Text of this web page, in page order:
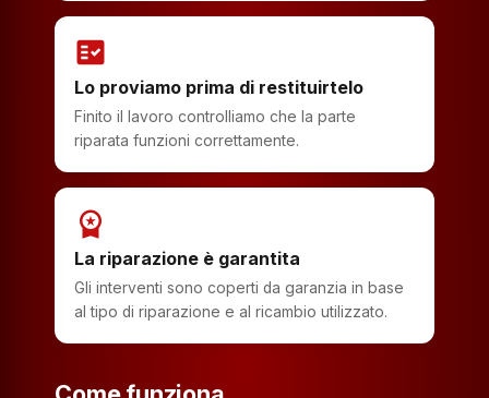
fact_check
Lo proviamo prima di restituirtelo
Finito il lavoro controlliamo che la parte
riparata funzioni correttamente.
workspace_premium
La riparazione è garantita
Gli interventi sono coperti da garanzia in base
al tipo di riparazione e al ricambio utilizzato.